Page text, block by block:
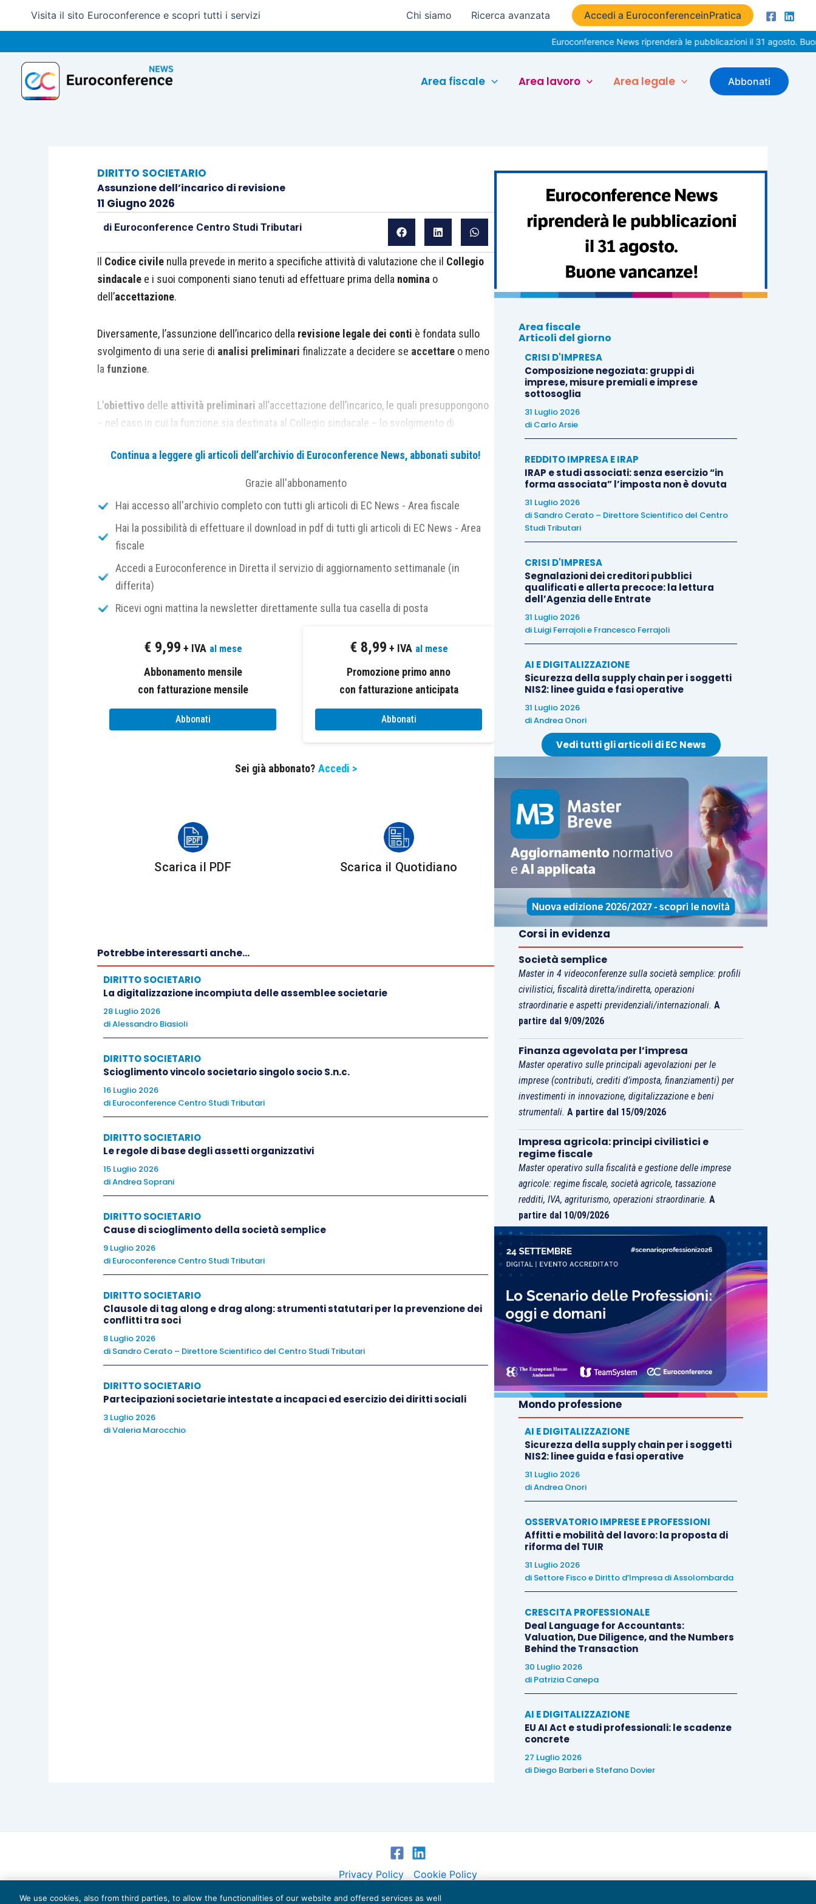
Visita il sito Euroconference e scopri tutti i servizi Chi siamo Ricerca avanzata Accedi a EuroconferenceinPratica
Euroconference News riprenderà le pubblicazioni il 31 agosto. Buone
Area fiscale Area lavoro Area legale Abbonati
DIRITTO SOCIETARIO
Assunzione dell’incarico di revisione
11 Giugno 2026
di Euroconference Centro Studi Tributari
Il Codice civile nulla prevede in merito a specifiche attività di valutazione che il Collegio
sindacale e i suoi componenti siano tenuti ad effettuare prima della nomina o
dell’accettazione.
Diversamente, l’assunzione dell’incarico della revisione legale dei conti è fondata sullo
svolgimento di una serie di analisi preliminari finalizzate a decidere se accettare o meno
la funzione.
L’obiettivo delle attività preliminari all’accettazione dell’incarico, le quali presuppongono
– nel caso in cui la funzione sia destinata al Collegio sindacale – lo svolgimento di
di accettare l’ incarico soltanto dopo aver acquisito la comprensione dellanaturae
dello stesso, nonché dei relativi fattori di rischio
Tali attività si esplicano:
nel verificare l’
svolgere l’incarico, inclusa la disponibilità di tempoe dirisorse;
nel caso in cui l’incarico di revisione sia destinato al Collegio sindacale
più soggetti, nel verificare la
delle metodologie di lavoro e delle
LEGGI LA SCHEDA SU FISCOPRATICO…
Le Schede di Fisco pratico sono escluse dall’abbonamento Euroconference News e
consultabili solo dagli abbonati di FiscoPratico.
Continua a leggere gli articoli dell’archivio di Euroconference News, abbonati subito!
Grazie all'abbonamento
Hai accesso all'archivio completo con tutti gli articoli di EC News - Area fiscale
Hai la possibilità di effettuare il download in pdf di tutti gli articoli di EC News - Area
fiscale
Accedi a Euroconference in Diretta il servizio di aggiornamento settimanale (in
differita)
Ricevi ogni mattina la newsletter direttamente sulla tua casella di posta
€ 9,99 + IVA al mese
Abbonamento mensile
con fatturazione mensile
Abbonati
€ 8,99 + IVA al mese
Promozione primo anno
con fatturazione anticipata
Abbonati
Sei già abbonato? Accedi >
Scarica il PDF Scarica il Quotidiano
Potrebbe interessarti anche...
DIRITTO SOCIETARIO
La digitalizzazione incompiuta delle assemblee societarie
28 Luglio 2026
diAlessandro Biasioli
DIRITTO SOCIETARIO
Scioglimento vincolo societario singolo socio S.n.c.
16 Luglio 2026
di Euroconference Centro Studi Tributari
DIRITTO SOCIETARIO
Le regole di base degli assetti organizzativi
15 Luglio 2026
diAndrea Soprani
DIRITTO SOCIETARIO
Cause di scioglimento della società semplice
9 Luglio 2026
di Euroconference Centro Studi Tributari
DIRITTO SOCIETARIO
Clausole di tag along e drag along: strumenti statutari per la prevenzione dei
conflitti tra soci
8 Luglio 2026
di Sandro Cerato – Direttore Scientifico del Centro Studi Tributari
DIRITTO SOCIETARIO
Partecipazioni societarie intestate a incapaci ed esercizio dei diritti sociali
3 Luglio 2026
diValeria Marocchio
Area fiscale
Articoli del giorno
CRISI D'IMPRESA
Composizione negoziata: gruppi di
imprese, misure premiali e imprese
sottosoglia
31 Luglio 2026
di Carlo Arsie
REDDITO IMPRESA E IRAP
IRAP e studi associati: senza esercizio “in
forma associata” l’imposta non è dovuta
31 Luglio 2026
di Sandro Cerato – Direttore Scientifico del Centro
Studi Tributari
CRISI D'IMPRESA
Segnalazioni dei creditori pubblici
qualificati e allerta precoce: la lettura
dell’Agenzia delle Entrate
31 Luglio 2026
di Luigi Ferrajolie Francesco Ferrajoli
AI E DIGITALIZZAZIONE
Sicurezza della supply chain per i soggetti
NIS2: linee guida e fasi operative
31 Luglio 2026
diAndrea Onori
Vedi tutti gli articoli di EC News
Corsi in evidenza
Società semplice
Master in 4 videoconferenze sulla società semplice: profili
civilistici, fiscalità diretta/indiretta, operazioni
straordinarie e aspetti previdenziali/internazionali.A
partire dal 9/09/2026
Finanza agevolata per l’impresa
Master operativo sulle principali agevolazioni per le
imprese (contributi, crediti d’imposta, finanziamenti) per
investimenti in innovazione, digitalizzazione e beni
strumentali. A partire dal 15/09/2026
Impresa agricola: principi civilistici e
regime fiscale
Master operativo sulla fiscalità e gestione delle imprese
agricole: regime fiscale, società agricole, tassazione
redditi, IVA, agriturismo, operazioni straordinarie.A
partire dal 10/09/2026
Mondo professione
AI E DIGITALIZZAZIONE
Sicurezza della supply chain per i soggetti
NIS2: linee guida e fasi operative
31 Luglio 2026
diAndrea Onori
OSSERVATORIO IMPRESE E PROFESSIONI
Affitti e mobilità del lavoro: la proposta di
riforma del TUIR
31 Luglio 2026
di Settore Fisco e Diritto d’Impresa di Assolombarda
CRESCITA PROFESSIONALE
Deal Language for Accountants:
Valuation, Due Diligence, and the Numbers
Behind the Transaction
30 Luglio 2026
di Patrizia Canepa
AI E DIGITALIZZAZIONE
EU AI Act e studi professionali: le scadenze
concrete
27 Luglio 2026
di Diego Barberie Stefano Dovier
Privacy Policy Cookie Policy
Euroconference NEWS è una testata registrata al Tribunale di Milano Reg. n. 8556/2026
We use cookies, also from third parties, to allow the functionalities of our website and offered services as well